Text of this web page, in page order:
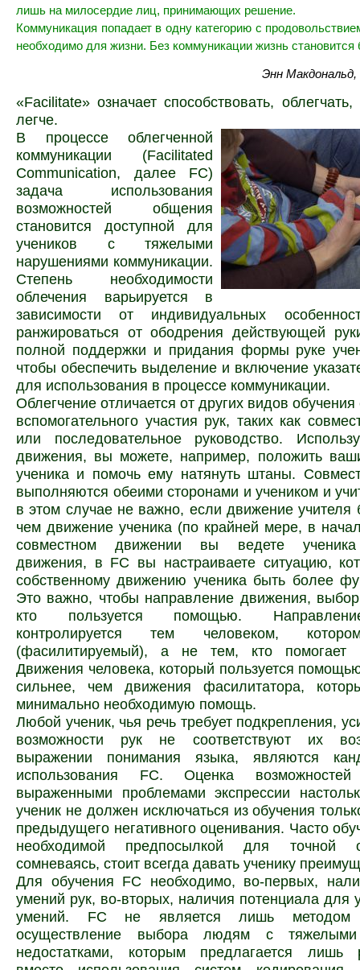
лишь на милосердие лиц, принимающих решение.
Коммуникация попадает в одну категорию с
необходимо для жизни. Без коммуникации жизнь становится
Энн
«Facilitate» означает способствовать,
легче.
В процессе облегченной
коммуникации (Facilitated
Communication, далее FC)
задача использования
возможностей общения
становится доступной для
учеников с тяжелыми
нарушениями коммуникации.
Степень необходимости
облечения варьируется в
зависимости от индивидуальных
ранжироваться от ободрения действующей
полной поддержки и придания формы руке
чтобы обеспечить выделение и включение
для использования в процессе коммуникации.
Облегчение отличается от других видов
вспомогательного участия рук, таких как
или последовательное руководство.
движения, вы можете, например, положить
ученика и помочь ему натянуть штаны.
выполняются обеими сторонами и учеником и
в этом случае не важно, если движение учителя
чем движение ученика (по крайней мере, в
совместном движении вы ведете ученика
движения, в FC вы настраиваете ситуацию,
собственному движению ученика быть более
Это важно, чтобы направление движения,
кто пользуется помощью.
контролируется тем человеком,
(фасилитируемый), а не тем, кто помогает
Движения человека, который пользуется
сильнее, чем движения фасилитатора,
минимально необходимую помощь.
Любой ученик, чья речь требует подкрепления,
возможности рук не соответствуют их
выражении понимания языка, являются
использования FC. Оценка
выраженными проблемами экспрессии
ученик не должен исключаться из обучения
предыдущего негативного оценивания. Часто
необходимой предпосылкой для точной
сомневаясь, стоит всегда давать ученику
Для обучения FC необходимо, во-первых,
умений рук, во-вторых, наличия потенциала для
умений. FC не является лишь методом
осуществление выбора людям с тяжелыми
недостатками, которым предлагается лишь